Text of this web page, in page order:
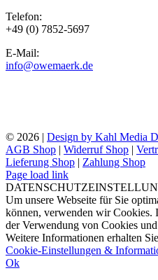
Telefon:
+49 (0) 7852-5697
E-Mail:
info@owemaerk.de
© 2026 | Design by Kahl Media
AGB Shop | Widerruf Shop |
Lieferung Shop | Zahlung Shop
Page load link
Um unsere Webseite für Sie
können, verwenden wir Cookies.
der Verwendung von Cookies
Weitere Informationen erhalten
Cookie-Einstellungen &
Ok